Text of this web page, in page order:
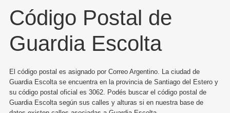
Código Postal de
Guardia Escolta
El código postal es asignado por Correo Argentino. La ciudad de
Guardia Escolta se encuentra en la provincia de Santiago del Estero y
su código postal oficial es 3062. Podés buscar el código postal de
Guardia Escolta según sus calles y alturas si en nuestra base de